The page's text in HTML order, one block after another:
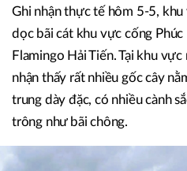
Ghi nhận thực tế hôm 5-5,
dọc bãi cát khu vực cống
Flamingo Hải Tiến. Tại khu
nhận thấy rất nhiều gốc cây
trung dày đặc, có nhiều cành
trông như bãi chông.